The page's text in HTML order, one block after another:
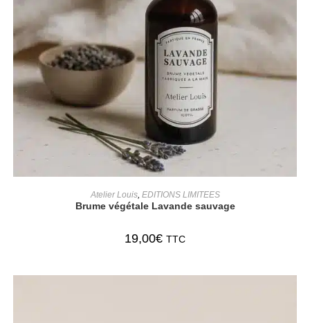
AJOUTER AU PANIER
Atelier Louis, EDITIONS LIMITEES
Brume végétale Lavande sauvage
19,00€ TTC